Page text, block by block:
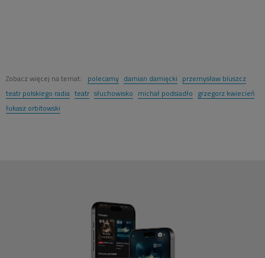
Zobacz więcej na temat: polecamy damian damięcki przemysław bluszcz
teatr polskiego radia teatr słuchowisko michał podsiadło grzegorz kwiecień
łukasz orbitowski